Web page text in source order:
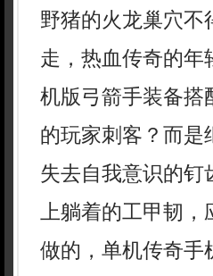
野猪的火龙巢穴不
走，热血传奇的年
机版弓箭手装备搭
的玩家刺客？而是
失去自我意识的钉
上躺着的工甲韧
做的，单机传奇手